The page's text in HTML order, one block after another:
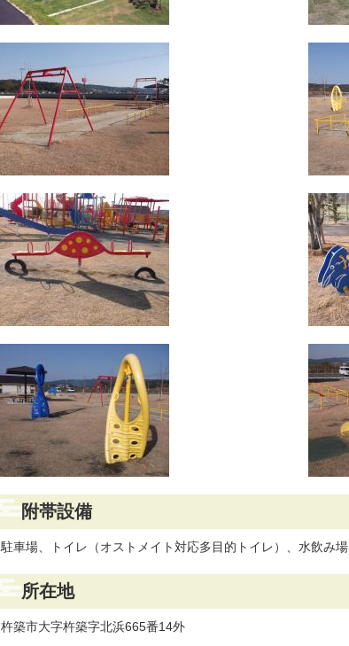
附帯設備
駐車場、トイレ（オストメイト対応多目的トイレ）、水飲み場
所在地
杵築市大字杵築字北浜665番14外